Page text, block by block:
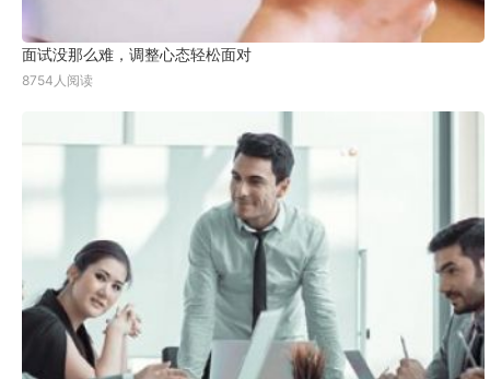
面试没那么难，调整心态轻松面对
8754人阅读